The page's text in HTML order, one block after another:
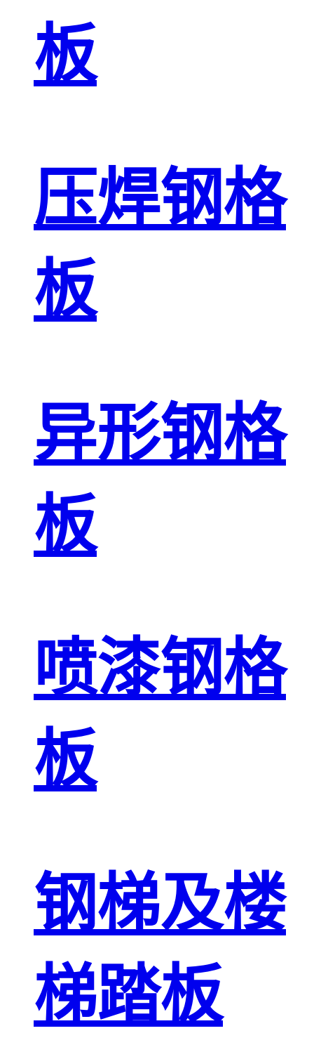
板
压焊钢格
板
异形钢格
板
喷漆钢格
板
钢梯及楼
梯踏板